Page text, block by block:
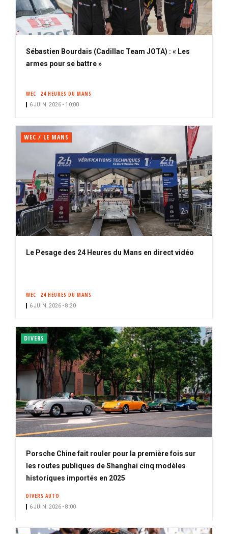
Sébastien Bourdais (Cadillac Team JOTA) : « Les
armes pour se battre »
WEC 24 HEURES DU MANS
6 JUIN. 2026 • 10:00
WEC / LE MANS
Le Pesage des 24 Heures du Mans en direct vidéo
WEC 24 HEURES DU MANS
6 JUIN. 2026 • 8:30
DIVERS
Porsche Chine fait rouler pour la première fois sur
les routes publiques de Shanghai cinq modèles
historiques importés en 2025
DIVERS AUTO
6 JUIN. 2026 • 8:00